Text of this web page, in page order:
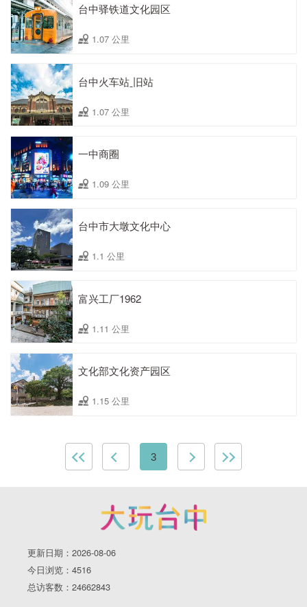
台中驿铁道文化园区
1.07 公里
台中火车站ˍ旧站
1.07 公里
一中商圈
1.09 公里
台中市大墩文化中心
1.1 公里
富兴工厂1962
1.11 公里
文化部文化资产园区
1.15 公里
3
更新日期：2026-08-06
今日浏览：4516
总访客数：24662843